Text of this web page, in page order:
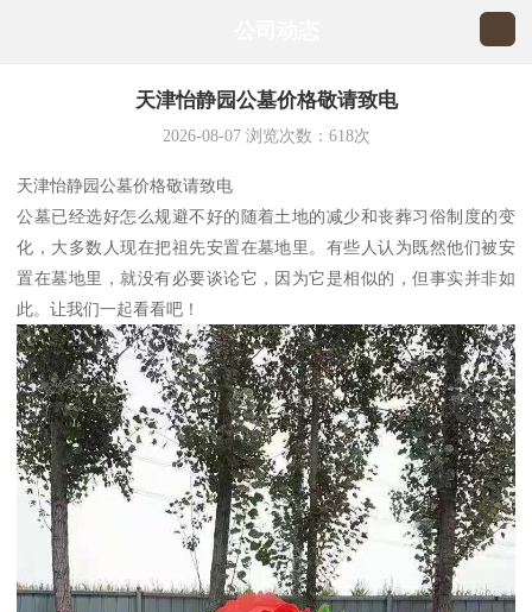
天津怡静园公墓价格敬请致电
2026-08-07浏览次数： 618次
天津怡静园公墓价格敬请致电
公墓已经选好怎么规避不好的随着土地的减少和丧葬习俗制度的变
化，大多数人现在把祖先安置在墓地里。有些人认为既然他们被安
置在墓地里，就没有必要谈论它，因为它是相似的，但事实并非如
此。让我们一起看看吧！